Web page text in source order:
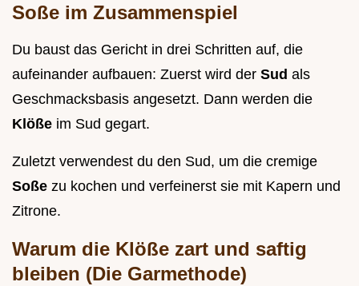
Soße im Zusammenspiel
Du baust das Gericht in drei Schritten auf, die
aufeinander aufbauen: Zuerst wird der Sud als
Geschmacksbasis angesetzt. Dann werden die
Klöße im Sud gegart.
Zuletzt verwendest du den Sud, um die cremige
Soße zu kochen und verfeinerst sie mit Kapern und
Zitrone.
Warum die Klöße zart und saftig
bleiben (Die Garmethode)